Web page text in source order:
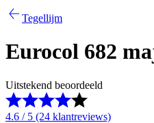
Tegellijm
Eurocol 682
Uitstekend beoordeeld
4.6 / 5 (24 klantreviews)